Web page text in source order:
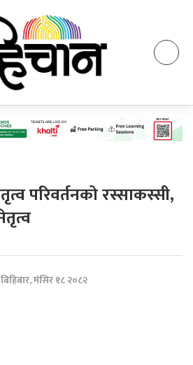
परिवर्तनको रस्साकस्सी,
बिहिबार, मंसिर १८ २०८२